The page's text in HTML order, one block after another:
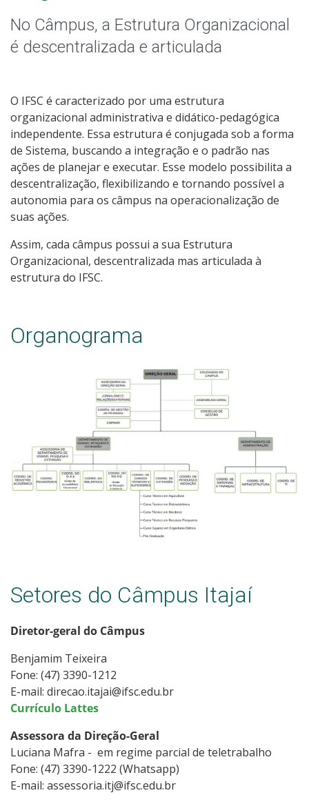
Documentos Norteadores
Licitações
Agendamento dos Espaços do Câmpus
Acesso à Informação
Ouvidoria
No Câmpus, a Estrutura Organizacional
é descentralizada e articulada
O IFSC é caracterizado por uma estrutura
organizacional administrativa e didático-pedagógica
independente. Essa estrutura é conjugada sob a forma
de Sistema, buscando a integração e o padrão nas
ações de planejar e executar. Esse modelo possibilita a
descentralização, flexibilizando e tornando possível a
autonomia para os câmpus na operacionalização de
suas ações.
Assim, cada câmpus possui a sua Estrutura
Organizacional, descentralizada mas articulada à
estrutura do IFSC.
Organograma
Setores do Câmpus Itajaí
Diretor-geral do Câmpus
Benjamim Teixeira
Fone: (47) 3390-1212
E-mail: direcao.itajai@ifsc.edu.br
Currículo Lattes
Assessora da Direção-Geral
Luciana Mafra - em regime parcial de teletrabalho
Fone: (47) 3390-1222 (Whatsapp)
E-mail: assessoria.itj@ifsc.edu.br